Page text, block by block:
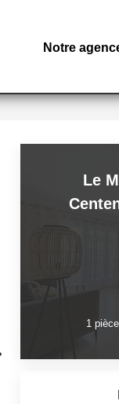
Notre
Le
1